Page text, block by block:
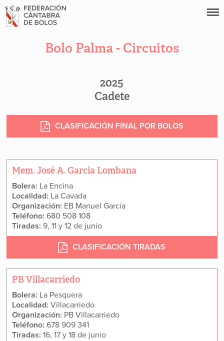
Bolo Palma - Circuitos
2025
Cadete
CLASIFICACIÓN FINAL POR BOLOS
Mem. José A. García Lombana
Bolera: La Encina
Localidad: La Cavada
Organización: EB Manuel García
Teléfono:680 508 108
Tiradas:9, 11 y 12 de junio
CLASIFICACIÓN TIRADAS
PB Villacarriedo
Bolera: La Pesquera
Localidad:Villacarriedo
Organización: PB Villacarriedo
Teléfono:678 909 341
Tiradas:16, 17 y 18 de junio